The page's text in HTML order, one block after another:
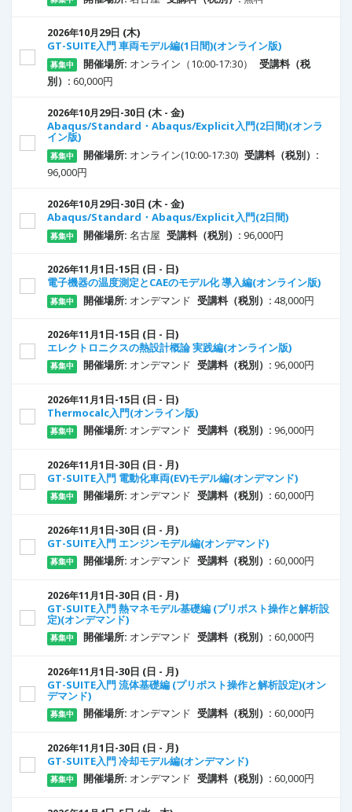
2026年10月29日 (木)
GT-SUITE入門 車両モデル編(1日間)(オンライン版)
募集中 開催場所: オンライン（10:00-17:30）
受講料（税
別）: 60,000円
2026年10月29日-30日 (木 - 金)
Abaqus/Standard・Abaqus/Explicit入門(2日間)(オンラ
イン版)
募集中 開催場所: オンライン(10:00-17:30) 受講料（税別）:
96,000円
2026年10月29日-30日 (木 - 金)
Abaqus/Standard・Abaqus/Explicit入門(2日間)
募集中 開催場所: 名古屋 受講料（税別）: 96,000円
2026年11月1 日-15日 (日 - 日)
電子機器の温度測定とCAEのモデル化 導入編(オンライン版)
募集中 開催場所: オンデマンド 受講料（税別）: 48,000円
2026年11月1 日-15日 (日 - 日)
エレクトロニクスの熱設計概論 実践編(オンライン版)
募集中 開催場所: オンデマンド 受講料（税別）: 96,000円
2026年11月1 日-15日 (日 - 日)
Thermocalc入門(オンライン版)
募集中 開催場所: オンデマンド 受講料（税別）: 96,000円
2026年11月1 日-30日 (日 - 月)
GT-SUITE入門 電動化車両(EV)モデル編(オンデマンド)
募集中 開催場所: オンデマンド 受講料（税別）: 60,000円
2026年11月1 日-30日 (日 - 月)
GT-SUITE入門 エンジンモデル編(オンデマンド)
募集中 開催場所: オンデマンド 受講料（税別）: 60,000円
2026年11月1 日-30日 (日 - 月)
GT-SUITE入門 熱マネモデル基礎編 (プリポスト操作と解析設
定)(オンデマンド)
募集中 開催場所: オンデマンド 受講料（税別）: 60,000円
2026年11月1 日-30日 (日 - 月)
GT-SUITE入門 流体基礎編 (プリポスト操作と解析設定)(オン
デマンド)
募集中 開催場所: オンデマンド 受講料（税別）: 60,000円
2026年11月1 日-30日 (日 - 月)
GT-SUITE入門 冷却モデル編(オンデマンド)
募集中 開催場所: オンデマンド 受講料（税別）: 60,000円